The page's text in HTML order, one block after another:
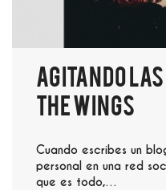
Agitando
the wings
Cuando escribes un
personal en una red
que es todo,…